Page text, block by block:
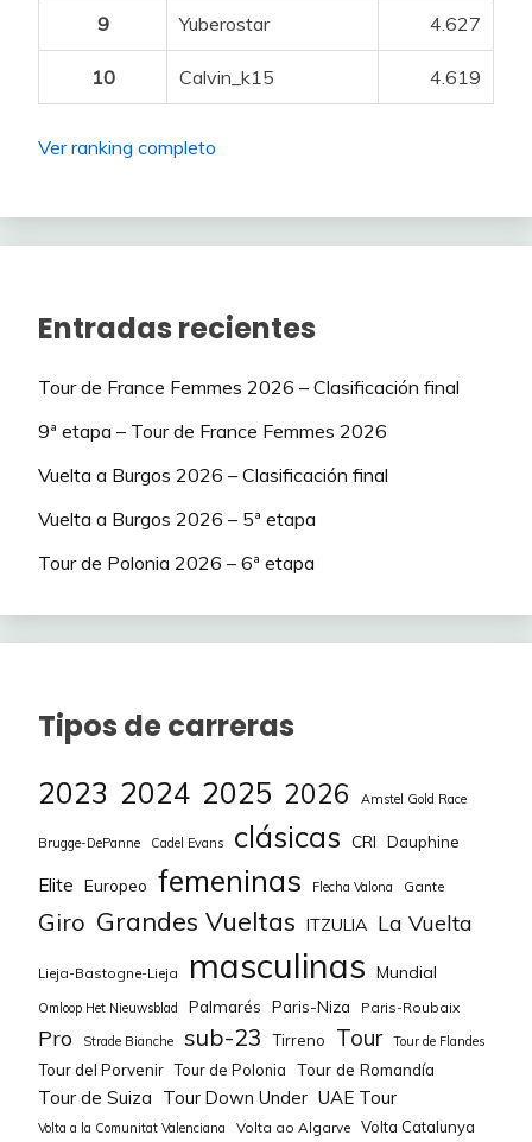
9 Yuberostar 4.627
10 Calvin_k15 4.619
Ver ranking completo
Entradas recientes
Tour de France Femmes 2026 – Clasificación final
9ª etapa – Tour de France Femmes 2026
Vuelta a Burgos 2026 – Clasificación final
Vuelta a Burgos 2026 – 5ª etapa
Tour de Polonia 2026 – 6ª etapa
Tipos de carreras
2023 2024 2025 2026 Amstel Gold Race
Brugge-DePanne Cadel Evans clásicas CRI Dauphine
Elite Europeo femeninas Flecha Valona Gante
Giro Grandes Vueltas ITZULIA La Vuelta
Lieja-Bastogne-Lieja masculinas Mundial
Omloop Het Nieuwsblad Palmarés Paris-Niza Paris-Roubaix
Pro Strade Bianche sub-23 Tirreno Tour Tour de Flandes
Tour del Porvenir Tour de Polonia Tour de Romandía
Tour de Suiza Tour Down Under UAE Tour
Volta a la Comunitat Valenciana Volta ao Algarve Volta Catalunya